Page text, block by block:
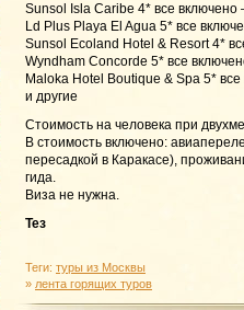
Sunsol Isla Caribe 4* все
Ld Plus Playa El Agua 5* все
Sunsol Ecoland Hotel & Resort 4*
Wyndham Concorde 5* все
Maloka Hotel Boutique & Spa 5*
и другие
Стоимость на человека при
В стоимость включено:
пересадкой в Каракасе),
гида.
Виза не нужна.
Тез
Теги: туры из Москвы
» лента горящих туров